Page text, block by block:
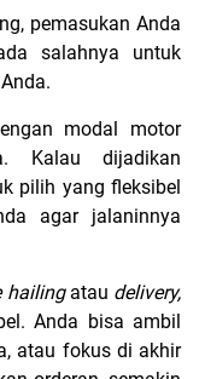
pemasukan Anda
salahnya untuk
modal motor
Kalau dijadikan
pilih yang fleksibel
agar jalaninnya
hailing atau delivery,
Anda bisa ambil
atau fokus di akhir